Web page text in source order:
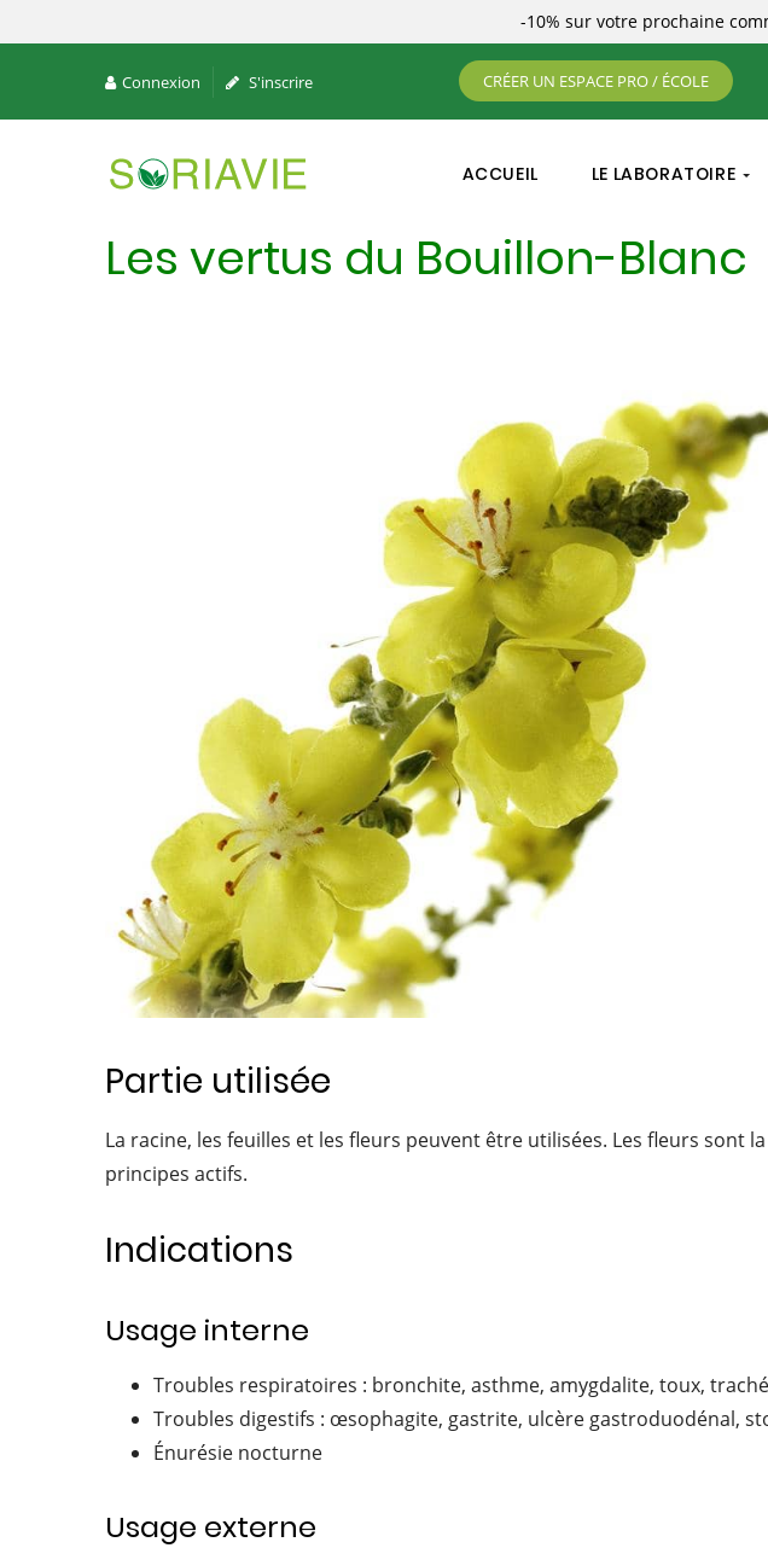
-10% sur votre prochaine
Connexion S'inscrire CRÉER UN ESPACE PRO / ÉCOLE
ACCUEIL LE LABORATOIRE
Les vertus du Bouillon-Blanc
Partie utilisée
La racine, les feuilles et les fleurs peuvent être utilisées. Les fleurs sont
principes actifs.
Indications
Usage interne
Troubles respiratoires : bronchite, asthme, amygdalite, toux,
Troubles digestifs : œsophagite, gastrite, ulcère gastroduodénal,
Énurésie nocturne
Usage externe